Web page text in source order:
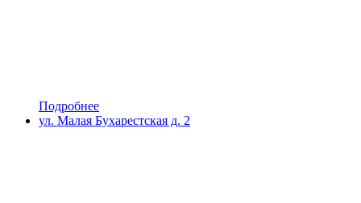
Подробнее
ул. Малая Бухарестская д. 2